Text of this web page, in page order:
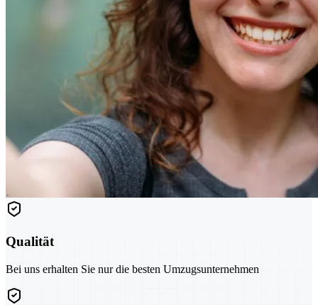
Qualität
Bei uns erhalten Sie nur die besten Umzugsunternehmen